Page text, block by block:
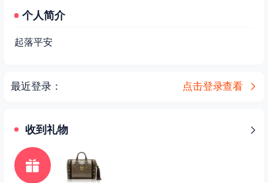
个人简介
起落平安
最近登录： 点击登录查看
收到礼物